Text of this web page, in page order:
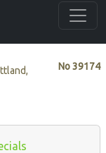
No39174